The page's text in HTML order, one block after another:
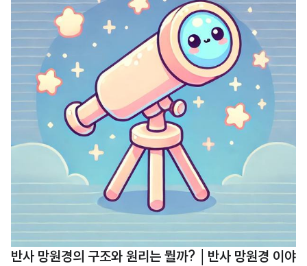
대물렌즈, 접안렌즈, 경통, 접안부 등의 주요 부품으로 구성됩니다. 각 부품의
역할을 알아보겠습니다.대물렌즈(개구 렌즈, Objective Lens)망원경의 앞부
분에 위치하며, 빛을 모으는 역할을 합니다.크기가 클수록 더 많은 빛을 모을 수
있어 어두운 천체도 잘 보이게 됩니다.볼록렌즈(convex lens)를 사용하며, 빛
이 렌즈를 ..
반사 망원경의 구조와 원리는 뭘까? │반사 망원경 이야